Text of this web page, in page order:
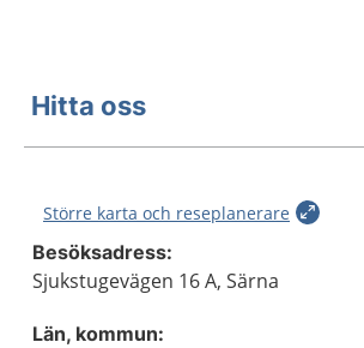
Hitta oss
Större karta och reseplanerare
Besöksadress:
Sjukstugevägen 16 A, Särna
Län, kommun: